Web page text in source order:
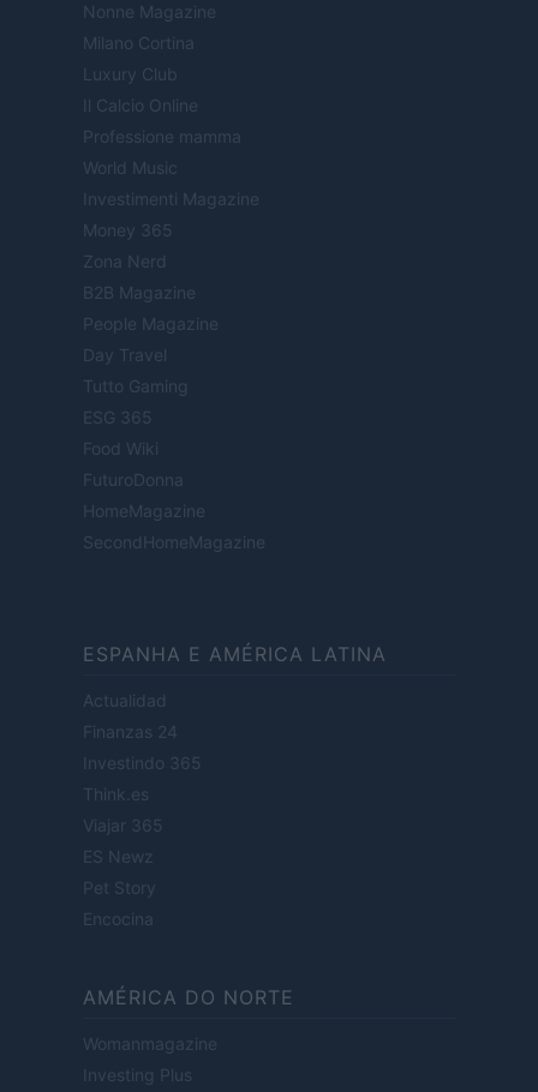
Nonne Magazine
Milano Cortina
Luxury Club
Il Calcio Online
Professione mamma
World Music
Investimenti Magazine
Money 365
Zona Nerd
B2B Magazine
People Magazine
Day Travel
Tutto Gaming
ESG 365
Food Wiki
FuturoDonna
HomeMagazine
SecondHomeMagazine
ESPANHA E AMÉRICA LATINA
Actualidad
Finanzas 24
Investindo 365
Think.es
Viajar 365
ES Newz
Pet Story
Encocina
AMÉRICA DO NORTE
Womanmagazine
Investing Plus